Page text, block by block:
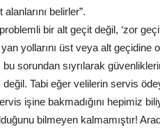
belirler”.
bir alt geçit değil, ‘zor
yollarını üst veya alt geçidine
sorundan sıyrılarak
değil. Tabi eğer velilerin servis
işine bakmadığını hepimiz
bilmeyen kalmamıştır!